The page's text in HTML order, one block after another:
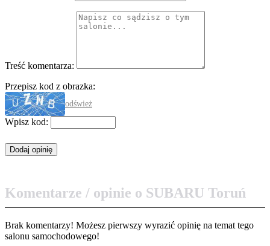
Treść komentarza:
Przepisz kod z obrazka:
odśwież
Wpisz kod:
Komentarze / opinie o SUBARU Toruń
Brak komentarzy! Możesz pierwszy wyrazić opinię na temat tego
salonu samochodowego!